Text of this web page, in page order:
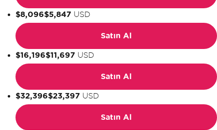
$8,096$5,847 USD
Satın Al
$16,196$11,697 USD
Satın Al
$32,396$23,397 USD
Satın Al